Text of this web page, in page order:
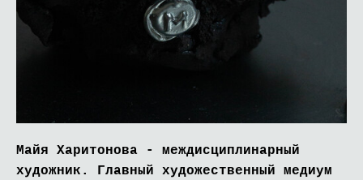
Майя Харитонова - междисциплинарный
художник. Главный художественный медиум